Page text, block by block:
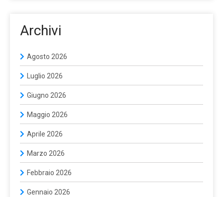
Archivi
Agosto 2026
Luglio 2026
Giugno 2026
Maggio 2026
Aprile 2026
Marzo 2026
Febbraio 2026
Gennaio 2026